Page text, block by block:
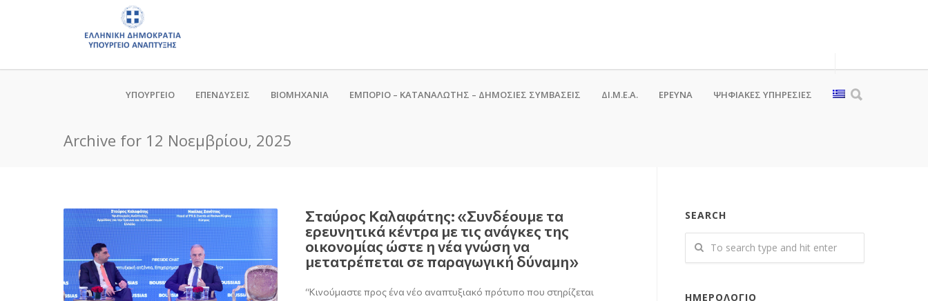
ΥΠΟΥΡΓΕΙΟ ΕΠΕΝΔΥΣΕΙΣ ΒΙΟΜΗΧΑΝΙΑ ΕΜΠΟΡΙΟ – ΚΑΤΑΝΑΛΩΤΗΣ – ΔΗΜΟΣΙΕΣ ΣΥΜΒΑΣΕΙΣ ΔΙ.Μ.Ε.Α. ΕΡΕΥΝΑ ΨΗΦΙΑΚΈΣ ΥΠΗΡΕΣΊΕΣ
Archive for 12 Νοεμβρίου, 2025
Σταύρος Καλαφάτης: «Συνδέουμε τα
ερευνητικά κέντρα με τις ανάγκες της
οικονομίας ώστε η νέα γνώση να
μετατρέπεται σε παραγωγική δύναμη»
“Κινούμαστε προς ένα νέο αναπτυξιακό πρότυπο που στηρίζεται
SEARCH
ΗΜΕΡΟΛΌΓΙΟ